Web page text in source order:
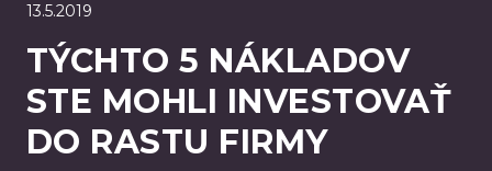
13.5.2019
TÝCHTO 5 NÁKLADOV
STE MOHLI INVESTOVAŤ
DO RASTU FIRMY